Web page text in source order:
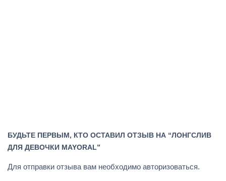
БУДЬТЕ ПЕРВЫМ, КТО ОСТАВИЛ ОТЗЫВ НА “ЛОНГСЛИВ
ДЛЯ ДЕВОЧКИ MAYORAL”
Для отправки отзыва вам необходимо авторизоваться.